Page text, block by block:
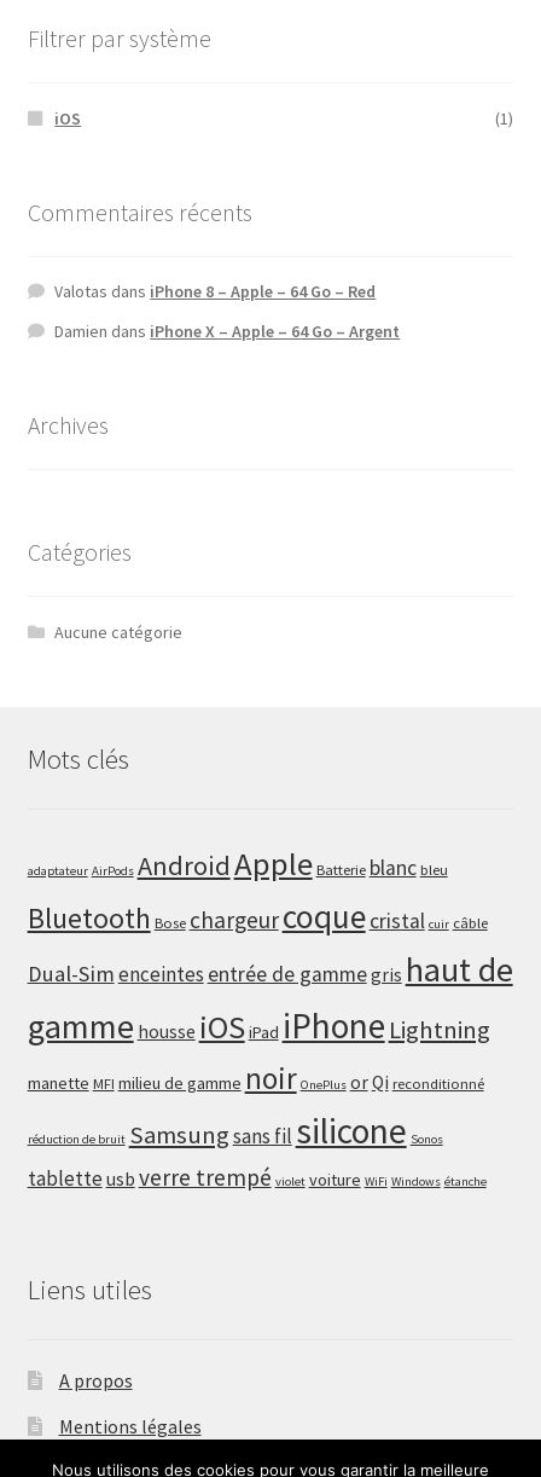
Filtrer par système
iOS (1)
Commentaires récents
Valotas dans iPhone 8 – Apple – 64 Go – Red
Damien dans iPhone X – Apple – 64 Go – Argent
Archives
Catégories
Aucune catégorie
Mots clés
adaptateur AirPods AndroidApple Batterie blanc bleu
Bluetooth Bose chargeurcoquecristal cuir câble
Dual-Simenceintes entrée de gammegris haut de
gamme housse iOSiPad iPhone Lightning
manette MFI milieu de gamme noir OnePlus orQi reconditionné
réduction de bruit Samsungsans fil silicone Sonos
tablette usb verre trempé violet voiture WiFi Windows étanche
Liens utiles
A propos
Mentions légales
Nous utilisons des cookies pour vous garantir la meilleure